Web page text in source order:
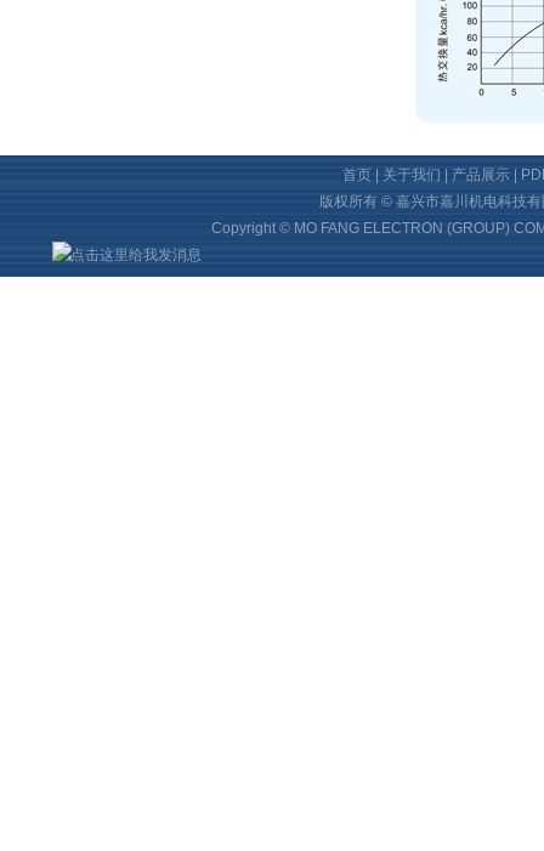
首页 关于我们 产品展示
版权所有 © 嘉兴市嘉川机电科技
Copyright © MO FANG ELECTRON (GROUP)